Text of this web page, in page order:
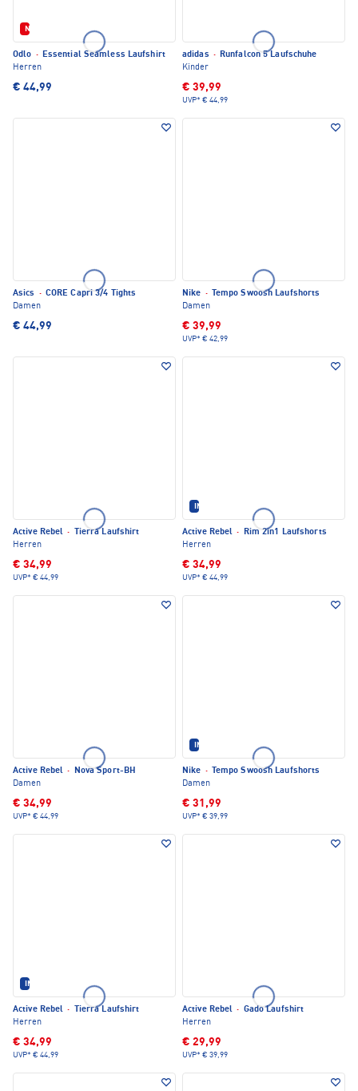
Neu
Odlo · Essential Seamless Laufshirt
Herren
€ 44,99
adidas · Runfalcon 5 Laufschuhe
Kinder
€ 39,99
UVP* € 44,99
Asics · CORE Capri 3/4 Tights
Damen
€ 44,99
Nike ·
Tempo Swoosh Laufshorts
Damen
€ 39,99
UVP* € 42,99
Active Rebel ·
Tierra Laufshirt
Herren
€ 34,99
UVP* € 44,99
IM SET ERHÄLTLICH
Active Rebel ·
Rim 2in1 Laufshorts
Herren
€ 34,99
UVP* € 44,99
Active Rebel ·
Nova Sport-BH
Damen
€ 34,99
UVP* € 44,99
IM SET ERHÄLTLICH
Nike ·
Tempo Swoosh Laufshorts
Damen
€ 31,99
UVP* € 39,99
IM SET ERHÄLTLICH
Active Rebel ·
Tierra Laufshirt
Herren
€ 34,99
UVP* € 44,99
Active Rebel · Gado Laufshirt
Herren
€ 29,99
UVP* € 39,99